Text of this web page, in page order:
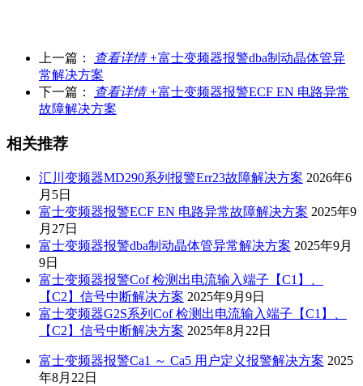
上一篇： 查看详情 +富士变频器报警dba制动晶体管异
常解决方案
下一篇：
查看详情 +富士变频器报警ECF EN 电路异常
故障解决方案
相关推荐
汇川变频器MD290系列报警Err23故障解决方案 2026年6
月5日
富士变频器报警ECF EN 电路异常故障解决方案 2025年9
月27日
富士变频器报警dba制动晶体管异常解决方案 2025年9月
9日
富士变频器报警Cof 检测出电流输入端子【C1】、
【C2】信号中断解决方案 2025年9月9日
富士变频器G2S系列Cof 检测出电流输入端子【C1】、
【C2】信号中断解决方案 2025年8月22日
富士变频器报警Ca1 ～ Ca5 用户定义报警解决方案 2025
年8月22日